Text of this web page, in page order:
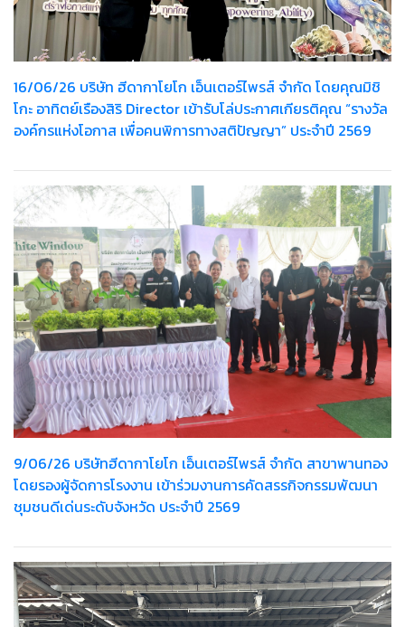
16/06/26 บริษัท ฮีดากาโยโก เอ็นเตอร์ไพรส์ จำกัด โดยคุณมิชิ
โกะ อาทิตย์เรืองสิริ Director เข้ารับโล่ประกาศเกียรติคุณ “รางวัล
องค์กรแห่งโอกาส เพื่อคนพิการทางสติปัญญา” ประจำปี 2569
9/06/26 บริษัทฮีดากาโยโก เอ็นเตอร์ไพรส์ จำกัด สาขาพานทอง
โดยรองผู้จัดการโรงงาน เข้าร่วมงานการคัดสรรกิจกรรมพัฒนา
ชุมชนดีเด่นระดับจังหวัด ประจำปี 2569